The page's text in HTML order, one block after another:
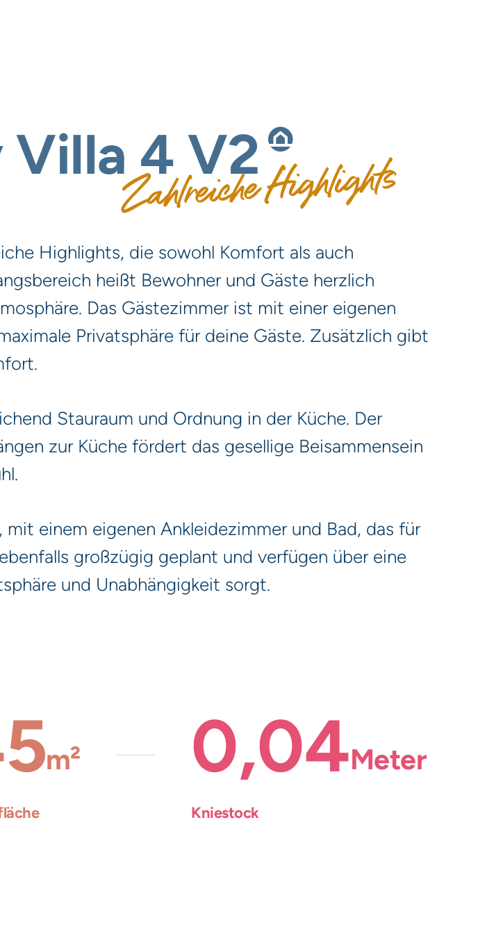
Villa 4 V2
Zahlreiche Highlights
Highlights, die sowohl Komfort als auch
heißt Bewohner und Gäste herzlich
Das Gästezimmer ist mit einer eigenen
Privatsphäre für deine Gäste. Zusätzlich gibt
Stauraum und Ordnung in der Küche. Der
zur Küche fördert das gesellige Beisammensein
einem eigenen Ankleidezimmer und Bad, das für
großzügig geplant und verfügen über eine
und Unabhängigkeit sorgt.
m² 0,04Meter
Kniestock